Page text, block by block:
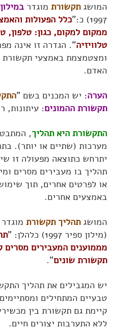
המושג תקשורת מוגדר במילון
1997) כ:"
כלל הפעולות
ממקום למקום, כגון: טלפון,
טלוויזיה". הגדרה זו אינה
ומצטמצמת באמצעי תקשורת
האדם.
הערה: יש המכנים בשם "
תקשורת ההמונים: עיתונות,
התקשורת היא תהליך,
מערכות (שתיים או יותר).
יתרחש כתוצאה מפעולה זו
תהליך בו מעבירים מסרים
או לפרטים אחרים, תוך
באמצעים אחרים.
המושג תהליך תקשורת
(מילון ספיר 1997) כלהלן: "
מממוענים המעבירים מסרים
תקשורת שונים".
יש המגבילים את תהליך
טבעיים המתחילים
קיימת גם תקשורת בין
ללא התערבות יצורים חיים.